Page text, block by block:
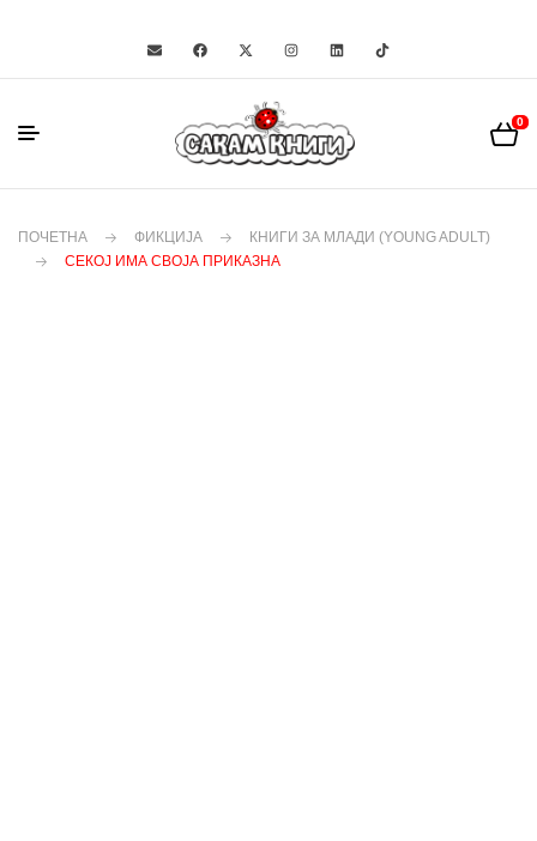
0
ПОЧЕТНА ФИКЦИЈА
КНИГИ ЗА МЛАДИ (YOUNG ADULT)
СЕКОЈ ИМА СВОЈА ПРИКАЗНА